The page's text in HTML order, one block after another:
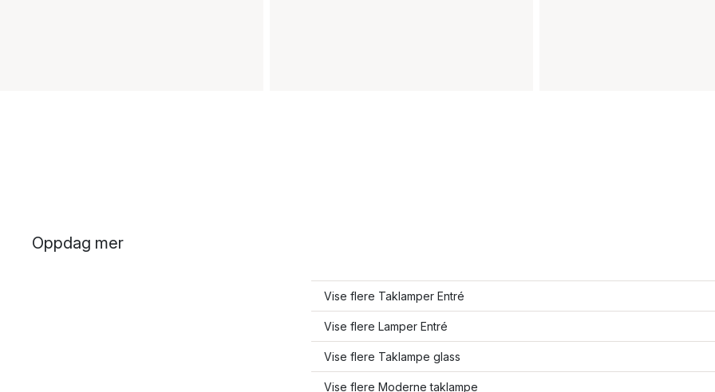
Oppdag mer
Vise flere Taklamper Entré
Vise flere Lamper Entré
Vise flere Taklampe glass
Vise flere Moderne taklampe